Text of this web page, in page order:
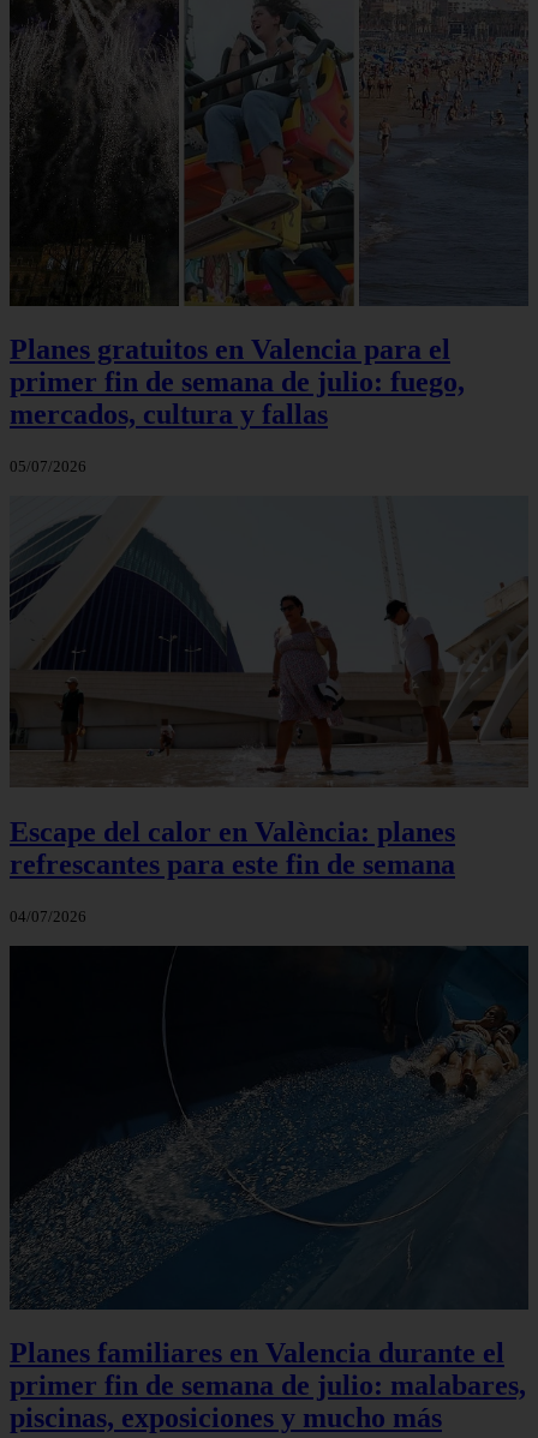
Planes gratuitos en Valencia para el
primer fin de semana de julio: fuego,
mercados, cultura y fallas
05/07/2026
Escape del calor en València: planes
refrescantes para este fin de semana
04/07/2026
Planes familiares en Valencia durante el
primer fin de semana de julio: malabares,
piscinas, exposiciones y mucho más